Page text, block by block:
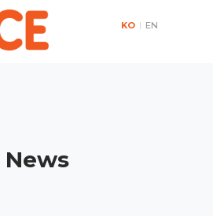
KO | EN
News